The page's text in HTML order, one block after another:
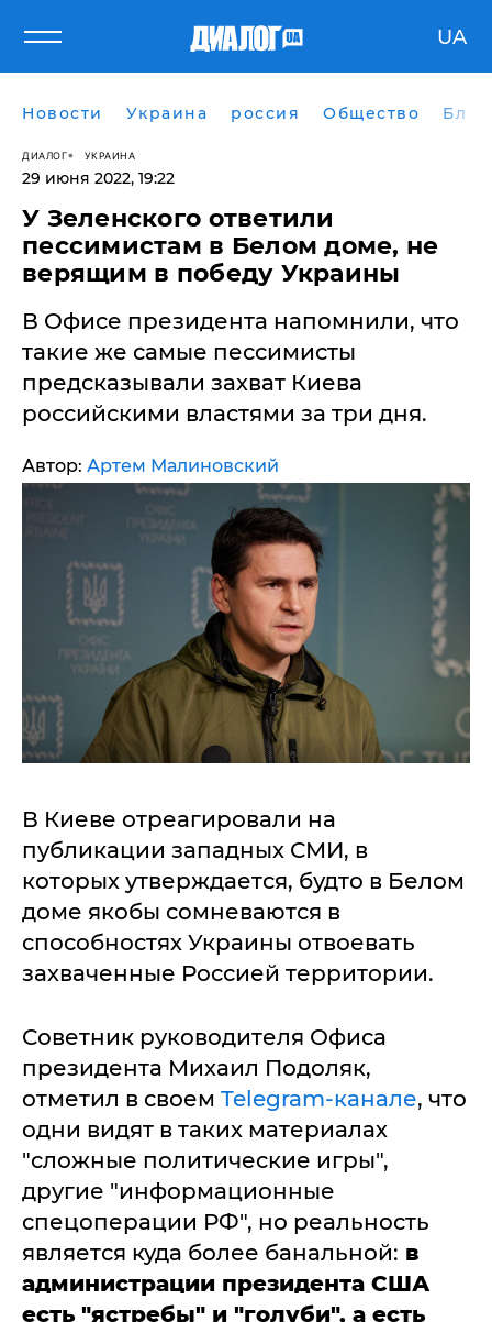
UA
Новости Украина россия Общество
ДИАЛОГ УКРАИНА
29 июня 2022, 19:22
У Зеленского ответили
пессимистам в Белом доме, не
верящим в победу Украины
В Офисе президента напомнили, что
такие же самые пессимисты
предсказывали захват Киева
российскими властями за три дня.
Автор: Артем Малиновский
В Киеве отреагировали на
публикации западных СМИ, в
которых утверждается, будто в Белом
доме якобы сомневаются в
способностях Украины отвоевать
захваченные Россией территории.
Советник руководителя Офиса
президента Михаил Подоляк,
отметил в своем Telegram-канале, что
одни видят в таких материалах
"сложные политические игры",
другие "информационные
спецоперации РФ", но реальность
является куда более банальной: в
администрации президента США
есть "ястребы" и "голуби", а есть